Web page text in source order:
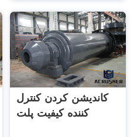
کاندیشن کردن کنترل
کننده کیفیت پلت